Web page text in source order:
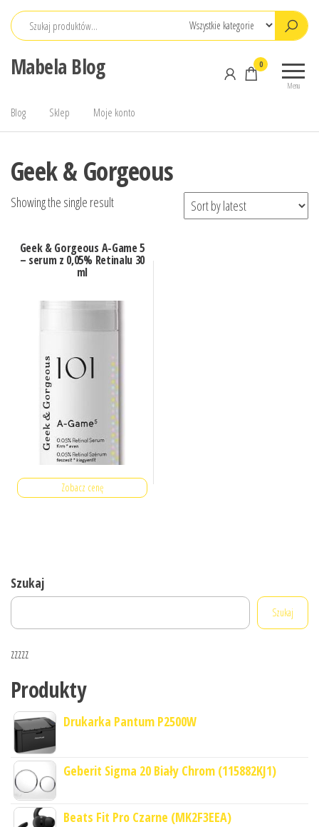
Przejdź
Mabela Blog
Menu
0
Blog Sklep Moje konto
Geek & Gorgeous
Showing the single result
Geek & Gorgeous A-Game 5
– serum z 0,05% Retinalu 30
ml
Zobacz cenę
Szukaj
Szukaj
zzzzz
Produkty
Drukarka Pantum P2500W
Geberit Sigma 20 Biały Chrom (115882KJ1)
Beats Fit Pro Czarne (MK2F3EEA)